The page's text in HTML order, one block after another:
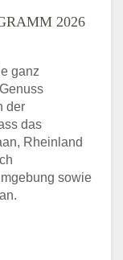
2026
ganz
der
das
Rheinland
sowie